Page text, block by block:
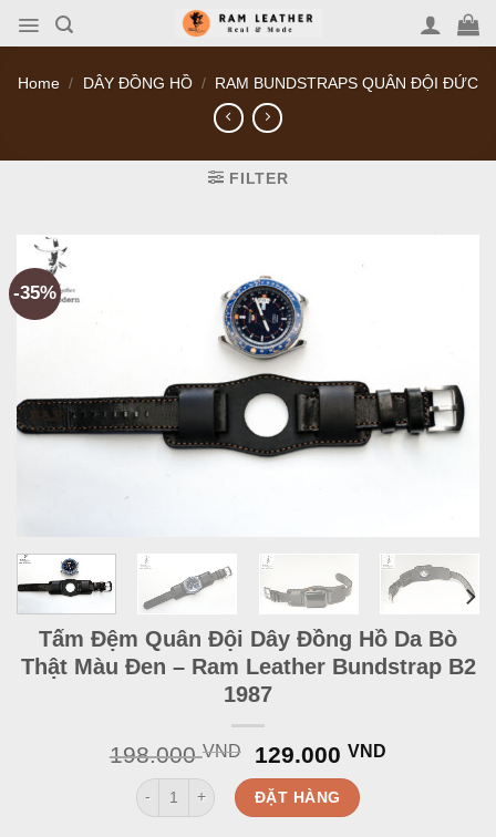
Home / DÂY ĐỒNG HỒ / RAM BUNDSTRAPS QUÂN ĐỘI ĐỨC
FILTER
-35%
Tấm Đệm Quân Đội Dây Đồng Hồ Da Bò
Thật Màu Đen – Ram Leather Bundstrap B2
1987
198.000VND
Original
price
was:
198.000 VND.
129.000VND
Tấm Đệm Quân Đội Dây Đồng Hồ Da Bò Thật Màu
ĐẶT HÀNG